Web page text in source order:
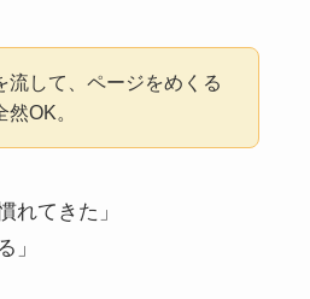
流して、ページをめくる
OK。
れてきた」
」